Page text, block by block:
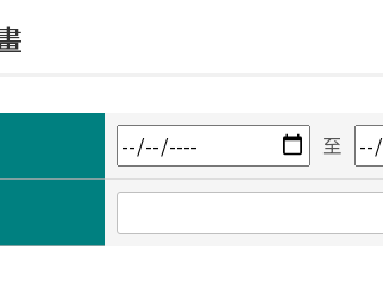
至